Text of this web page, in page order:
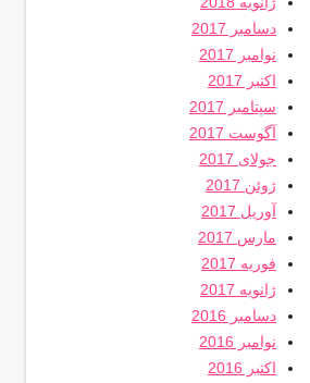
دسامبر 2017
نوامبر 2017
اکتبر 2017
سپتامبر 2017
آگوست 2017
جولای 2017
ژوئن 2017
آوریل 2017
مارس 2017
فوریه 2017
ژانویه 2017
دسامبر 2016
نوامبر 2016
اکتبر 2016